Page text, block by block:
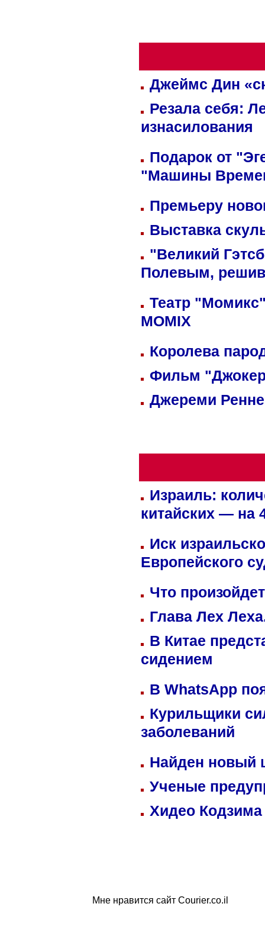
Джеймс Дин
Резала себя:
изнасилования
Подарок от
"Машины
Премьеру
Выставка
"Великий
Полевым,
Театр
MOMIX
Королева
Фильм
Джереми
Израиль:
китайских — на
Иск
Европейского
Что
Глава Лех
В Китае
сидением
В WhatsApp
Курильщики
заболеваний
Найден
Ученые
Хидео
Мне нравится сайт Courier.co.il